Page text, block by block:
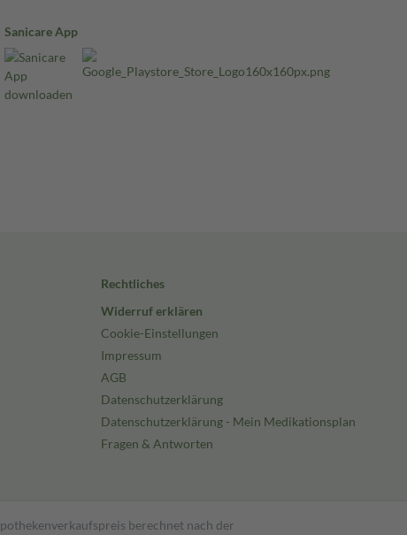
Sanicare App
Rechtliches
Widerruf erklären
Cookie-Einstellungen
Impressum
AGB
Datenschutzerklärung
Datenschutzerklärung - Mein Medikationsplan
Fragen & Antworten
berechnet nach der